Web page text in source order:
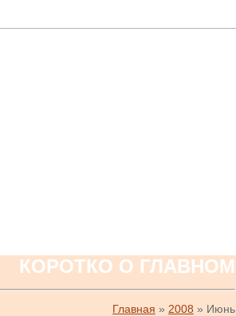
КОРОТКО О ГЛАВНОМ
Главная » 2008 » Июнь